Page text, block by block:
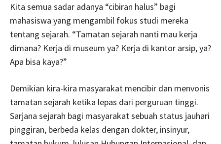
Kita semua sadar adanya “cibiran halus” bagi
mahasiswa yang mengambil fokus studi mereka
tentang sejarah. “Tamatan sejarah nanti mau kerja
dimana? Kerja di museum ya? Kerja di kantor arsip, ya?
Apa bisa kaya?”
Demikian kira-kira masyarakat mencibir dan menvonis
tamatan sejarah ketika lepas dari perguruan tinggi.
Sarjana sejarah bagi masyarakat sebuah status jauhari
pinggiran, berbeda kelas dengan dokter, insinyur,